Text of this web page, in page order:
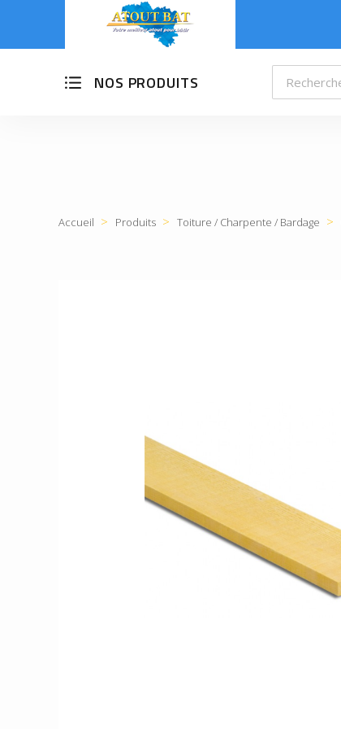
NOS PRODUITS
Accueil Produits Toiture / Charpente / Bardage